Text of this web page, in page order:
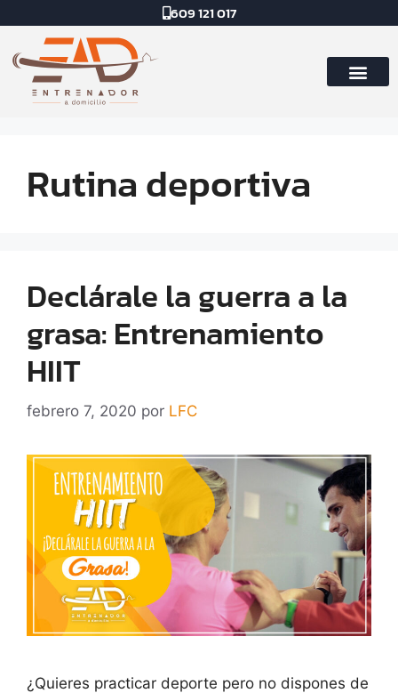
609 121 017
Rutina deportiva
Declárale la guerra a la
grasa: Entrenamiento
HIIT
febrero 7, 2020 por LFC
¿Quieres practicar deporte pero no dispones de